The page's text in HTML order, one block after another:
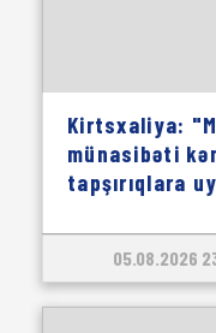
Kirtsxaliya:
münasibəti
tapşırıqlara
05.08.2026